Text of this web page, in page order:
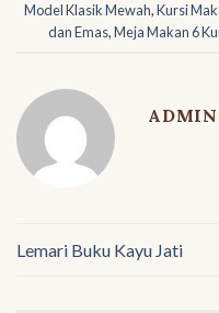
Model Klasik Mewah,Kursi
dan Emas,Meja Makan 6
ADMIN
Lemari Buku Kayu Jati